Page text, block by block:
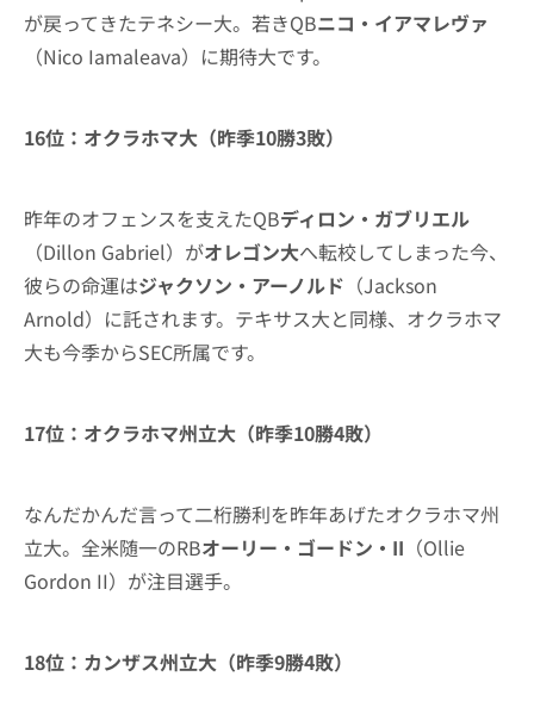
が戻ってきたテネシー大。若きQBニコ・イアマレヴァ
（Nico Iamaleava）に期待大です。
16位：オクラホマ大（昨季10勝3敗）
昨年のオフェンスを支えたQBディロン・ガブリエル
（Dillon Gabriel）がオレゴン大へ転校してしまった今、
彼らの命運はジャクソン・アーノルド （Jackson
Arnold）に託されます。テキサス大と同様、オクラホマ
大も今季からSEC所属です。
17位：オクラホマ州立大（昨季10勝4敗）
なんだかんだ言って二桁勝利を昨年あげたオクラホマ州
立大。全米随一のRBオーリー・ゴードン・II （Ollie
Gordon II）が注目選手。
18位：カンザス州立大（昨季9勝4敗）